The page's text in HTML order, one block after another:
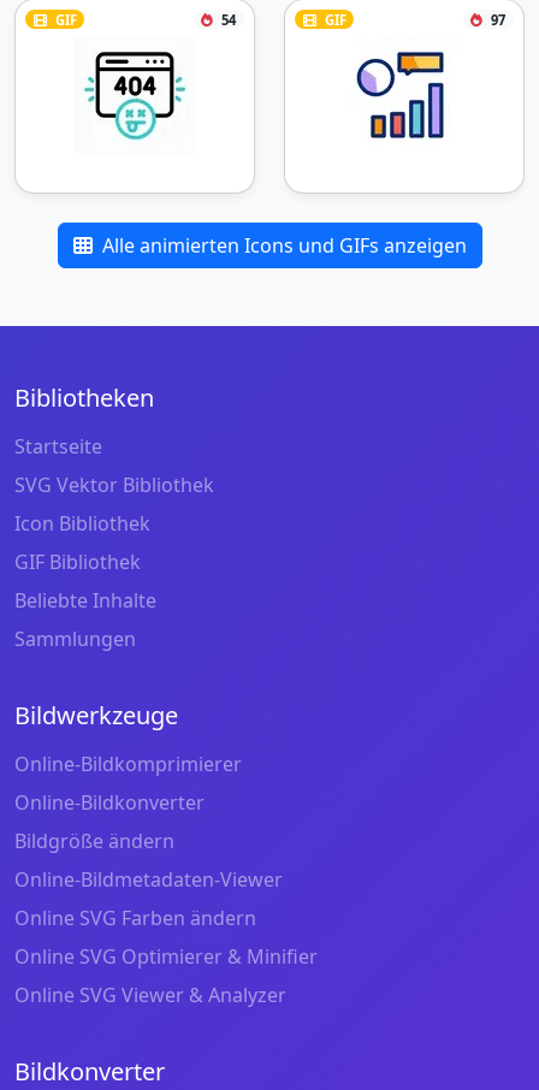
GIF 54 GIF 97
Alle animierten Icons und GIFs anzeigen
Bibliotheken
Startseite
SVG Vektor Bibliothek
Icon Bibliothek
GIF Bibliothek
Beliebte Inhalte
Sammlungen
Bildwerkzeuge
Online-Bildkomprimierer
Online-Bildkonverter
Bildgröße ändern
Online-Bildmetadaten-Viewer
Online SVG Farben ändern
Online SVG Optimierer & Minifier
Online SVG Viewer & Analyzer
Bildkonverter